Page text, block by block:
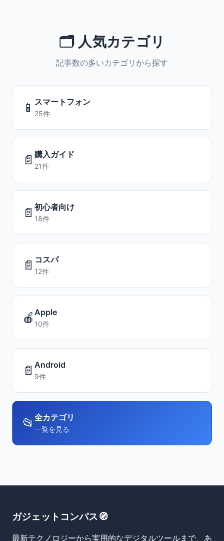
🗂️ 人気カテゴリ
記事数の多いカテゴリから探す
📱 スマートフォン
25件
📄 購入ガイド
21件
📄 初心者向け
18件
📄 コスパ
12件
🍎 Apple
10件
📄 Android
9件
📂 全カテゴリ
一覧を見る
ガジェットコンパス🧭
最新テクノロジーから実用的なデジタルツールまで、あ